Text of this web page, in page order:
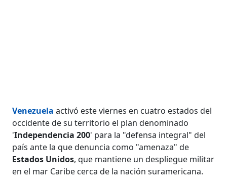
Venezuela activó este viernes en cuatro estados del
occidente de su territorio el plan denominado
'Independencia 200' para la "defensa integral" del
país ante la que denuncia como "amenaza" de
Estados Unidos, que mantiene un despliegue militar
en el mar Caribe cerca de la nación suramericana.